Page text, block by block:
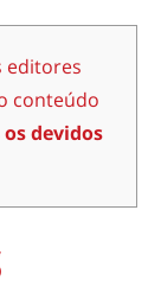
editores
conteúdo
devidos